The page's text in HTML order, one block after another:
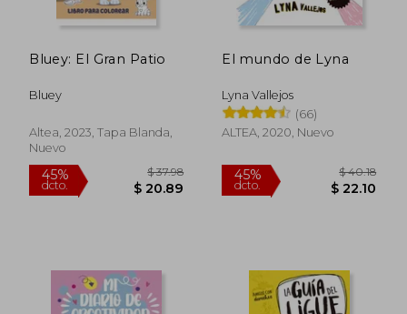
dcto. $ 20.60 dcto.
Bluey: El Gran Patio
Bluey
Altea, 2023, Tapa Blanda,
Nuevo
El mundo de Lyna
Lyna Vallejos
(66)
ALTEA, 2020, Nuevo